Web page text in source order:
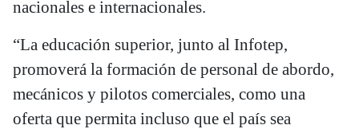
nacionales e internacionales.
“La educación superior, junto al Infotep,
promoverá la formación de personal de abordo,
mecánicos y pilotos comerciales, como una
oferta que permita incluso que el país sea